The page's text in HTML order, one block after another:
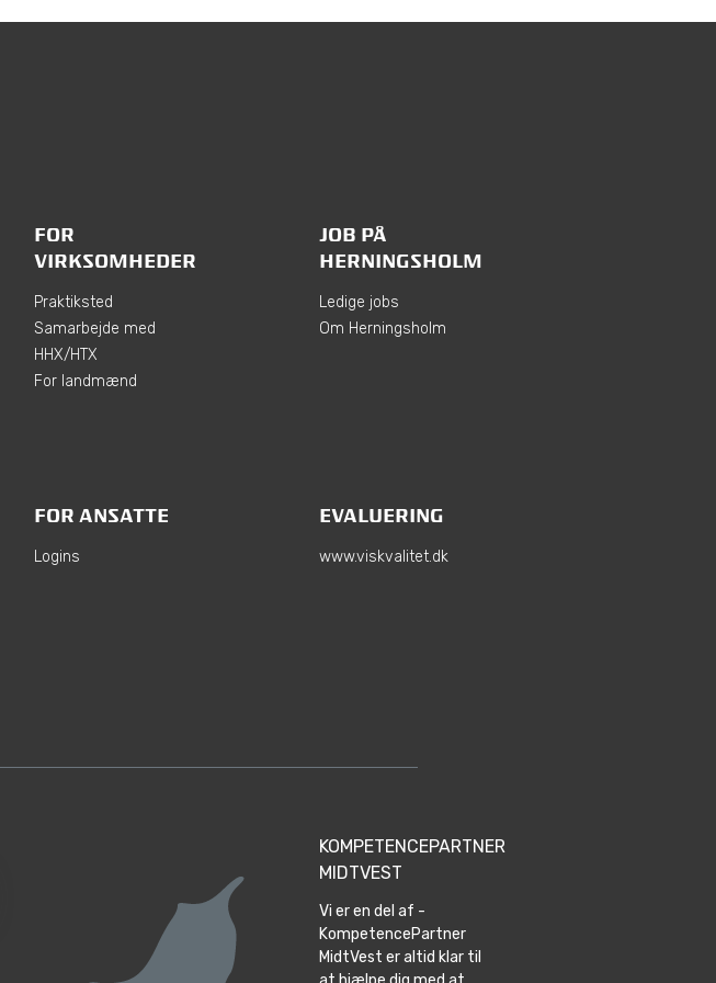
FOR
VIRKSOMHEDER
Praktiksted
Samarbejde med
HHX/HTX
For landmænd
JOB PÅ
HERNINGSHOLM
Ledige jobs
Om Herningsholm
FOR ANSATTE
Logins
EVALUERING
www.viskvalitet.dk
KOMPETENCEPARTNER
MIDTVEST
Vi er en del af -
KompetencePartner
MidtVest er altid klar til